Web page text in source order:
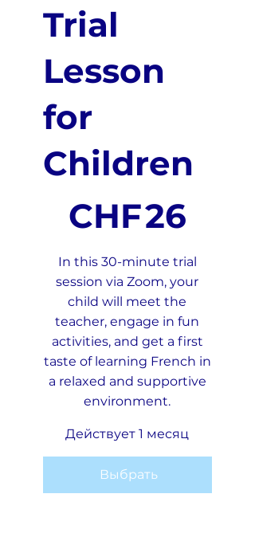
Trial
Lesson
for
Children
CHF26
In this 30-minute trial
session via Zoom, your
child will meet the
teacher, engage in fun
activities, and get a first
taste of learning French in
a relaxed and supportive
environment.
Действует 1 месяц
Выбрать